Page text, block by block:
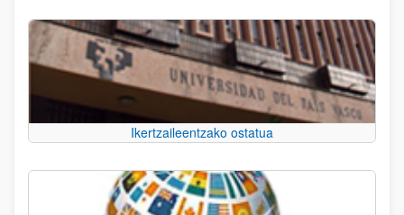
Ikertzaileentzako ostatua